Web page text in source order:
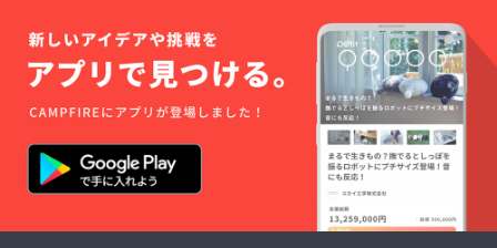
11月1日
から1年
で自動
更新と
なり、
費・更
新料な
どは一
切かか
ん。
せてい
ただき
ます
【注意
事項】
・ご
予約の
キャン
セルに
は、ご
す ※
入店時
に本人
確認と
会員
カード
の持参
が必須
となり
※必ず会
員本人
が同席